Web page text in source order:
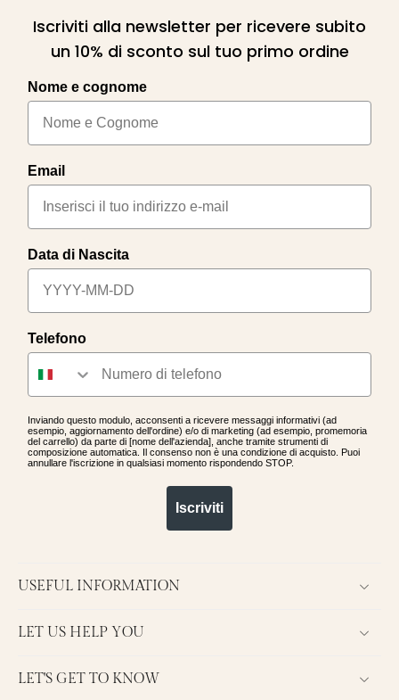
Iscriviti alla newsletter per ricevere subito
un 10% di sconto sul tuo primo ordine
Nome e cognome
Email
Data di Nascita
Telefono
Inviando questo modulo, acconsenti a ricevere messaggi informativi (ad
esempio, aggiornamento dell'ordine) e/o di marketing (ad esempio, promemoria
del carrello) da parte di [nome dell'azienda], anche tramite strumenti di
composizione automatica. Il consenso non è una condizione di acquisto. Puoi
annullare l'iscrizione in qualsiasi momento rispondendo STOP.
Iscriviti
USEFUL INFORMATION
LET US HELP YOU
LET'S GET TO KNOW